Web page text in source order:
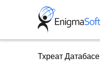
Тхреат Датабасе